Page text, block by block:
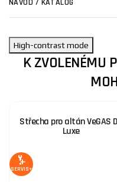
NÁVOD / KATALOG
High-contrast mode
K ZVOLENÉMU
Střecha pro altán VeGAS
Luxe
SERVIS+